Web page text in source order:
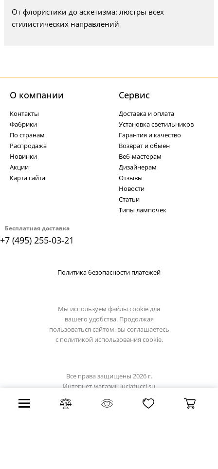
От флористики до аскетизма: люстры всех
стилистических направлений
Бесплатная доставка
+7 (495) 255-03-21
О компании
Контакты
Фабрики
По странам
Распродажа
Новинки
Акции
Карта сайта
Cервис
Доставка и оплата
Установка светильников
Гарантия и качество
Возврат и обмен
Веб-мастерам
Дизайнерам
Отзывы
Новости
Статьи
Типы лампочек
Политика безопасности платежей
Мы используем файлы cookie для
вашего удобства. Продолжая
пользоваться сайтом, вы соглашаетесь
с политикой использования cookie.
Все права защищены 2026 г.
Интернет магазин luciatucci.su